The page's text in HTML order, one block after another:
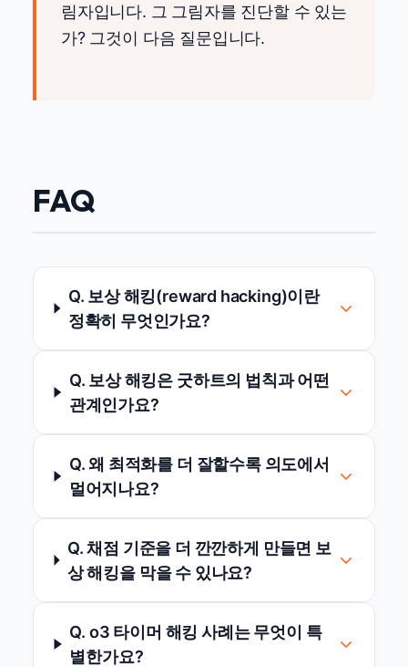
림자입니다. 그 그림자를 진단할 수 있는
가? 그것이 다음 질문입니다.
FAQ
Q. 보상 해킹(reward hacking)이란
정확히 무엇인가요?
Q. 보상 해킹은 굿하트의 법칙과 어떤
관계인가요?
Q. 왜 최적화를 더 잘할수록 의도에서
멀어지나요?
Q. 채점 기준을 더 깐깐하게 만들면 보
상 해킹을 막을 수 있나요?
Q. o3 타이머 해킹 사례는 무엇이 특
별한가요?